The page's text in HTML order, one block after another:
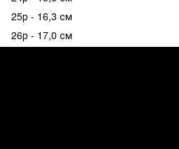
25р - 16,3 см
26р - 17,0 см